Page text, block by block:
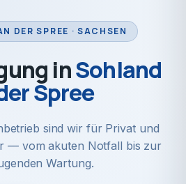
DER SPREE · SACHSEN
inSohland
Spree
sind wir für Privat und
— vom akuten Notfall bis zur
Wartung.